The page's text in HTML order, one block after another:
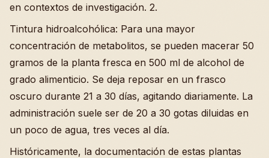
en contextos de investigación. 2.
Tintura hidroalcohólica: Para una mayor
concentración de metabolitos, se pueden macerar 50
gramos de la planta fresca en 500 ml de alcohol de
grado alimenticio. Se deja reposar en un frasco
oscuro durante 21 a 30 días, agitando diariamente. La
administración suele ser de 20 a 30 gotas diluidas en
un poco de agua, tres veces al día.
Históricamente, la documentación de estas plantas